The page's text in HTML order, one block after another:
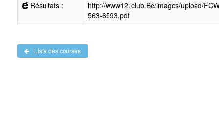
Résultats :
http://www12.iclub.Be/images/upload/
563-6593.pdf
Liste des courses